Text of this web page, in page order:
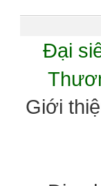
Đại
Giới